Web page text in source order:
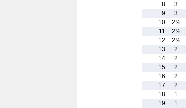
8
3
9
3
10
2½
11
2½
12
2½
13
2
14
2
15
2
16
2
17
2
18
1
19
1